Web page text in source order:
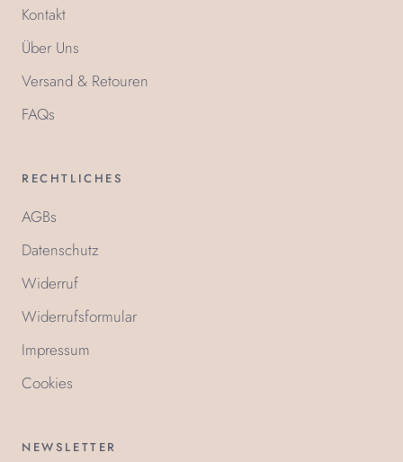
Kontakt
Über Uns
Versand & Retouren
FAQs
RECHTLICHES
AGBs
Datenschutz
Widerruf
Widerrufsformular
Impressum
Cookies
NEWSLETTER